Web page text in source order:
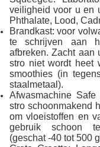
veiligheid voor u en
Phthalate, Lood,
Brandkast: voor
te schrijven aan
afbreken. Zacht aan
stro niet wordt heet
smoothies (in
staalmetaal).
Afwasmachine
stro schoonmakend
om vloeistoffen en
gebruik schoon te
(geschat -40 tot 500